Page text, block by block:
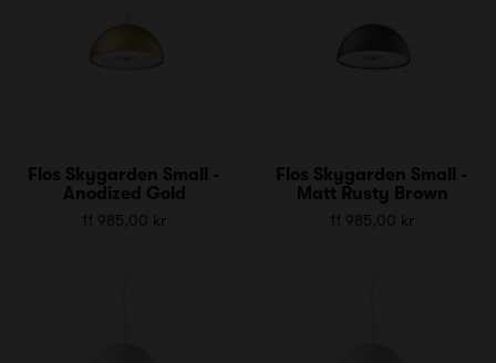
Flos Skygarden Small -
Anodized Gold
11 985,00 kr
Flos Skygarden Small -
Matt Rusty Brown
11 985,00 kr